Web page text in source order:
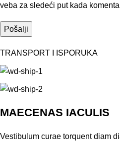
veba za sledeći put kada
TRANSPORT I ISPORUKA
MAECENAS IACULIS
Vestibulum curae torquent diam